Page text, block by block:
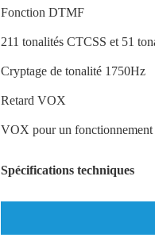
Fonction DTMF
211 tonalités CTCSS et 51
Cryptage de tonalité 1750Hz
Retard VOX
VOX pour un fonctionnement
Spécifications techniques